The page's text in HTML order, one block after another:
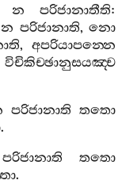
න පරිජානාතීති:
න පරිජානාති, නො
, අපරියාපන‍්නෙ
විචිකිච‍්ඡානුසයඤ‍්ච
පරිජානාති තතො
.
පරිජානාති
තතො
.